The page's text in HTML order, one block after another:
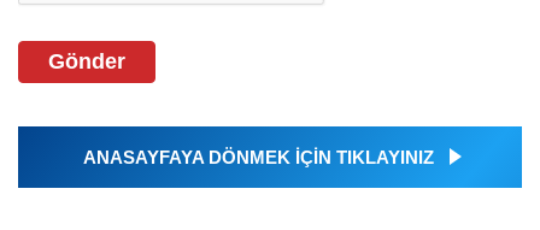
Gönder
ANASAYFAYA DÖNMEK İÇİN TIKLAYINIZ